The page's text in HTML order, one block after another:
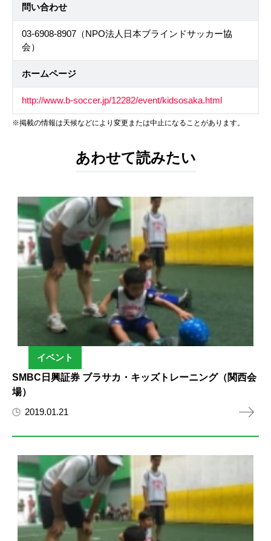
問い合わせ
03-6908-8907（NPO法人日本ブラインドサッカー協
会）
ホームページ
http://www.b-soccer.jp/12282/event/kidsosaka.html
※掲載の情報は天候などにより変更または中止になることがあります。
あわせて読みたい
イベント
SMBC日興証券 ブラサカ・キッズトレーニング（関西会
場）
2019.01.21